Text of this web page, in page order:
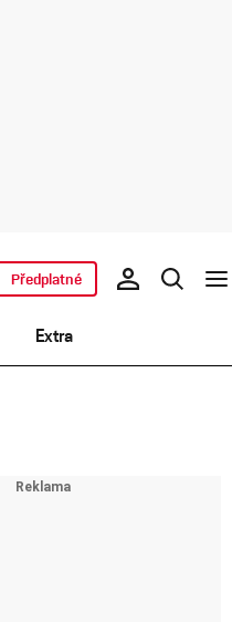
Extra
Předplatné